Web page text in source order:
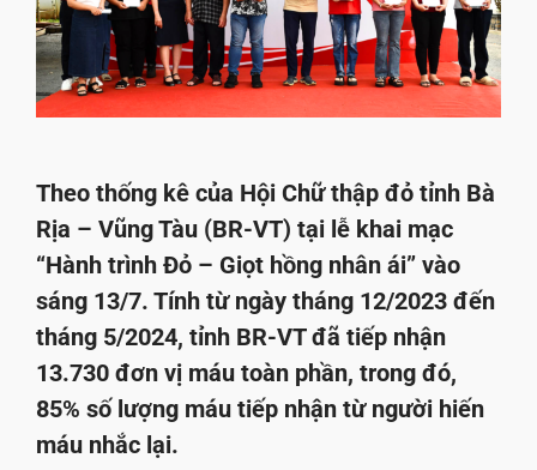
Theo thống kê của Hội Chữ thập đỏ tỉnh Bà
Rịa – Vũng Tàu (BR-VT) tại lễ khai mạc
“Hành trình Đỏ – Giọt hồng nhân ái” vào
sáng 13/7. Tính từ ngày tháng 12/2023 đến
tháng 5/2024, tỉnh BR-VT đã tiếp nhận
13.730 đơn vị máu toàn phần, trong đó,
85% số lượng máu tiếp nhận từ người hiến
máu nhắc lại.